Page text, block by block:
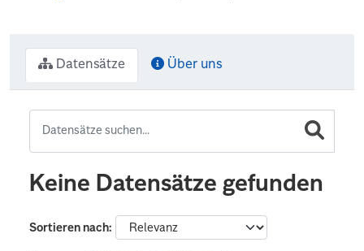
Datensätze Über uns
Keine Datensätze gefunden
Sortieren nach